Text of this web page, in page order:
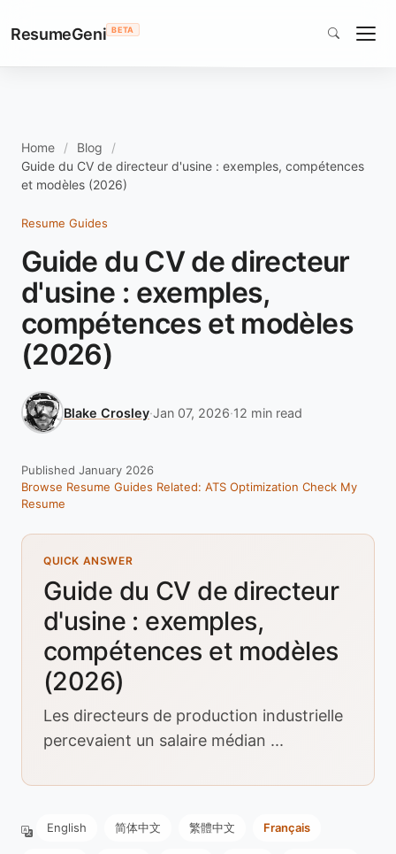
ResumeGeni BETA
Home
Blog
Guide du CV de directeur d'usine : exemples, compétences
et modèles (2026)
Resume Guides
Guide du CV de directeur
d'usine : exemples,
compétences et modèles
(2026)
Blake Crosley·Jan 07, 2026·12 min read
Published January 2026
Browse Resume Guides Related: ATS Optimization Check My
Resume
QUICK ANSWER
Guide du CV de directeur
d'usine : exemples,
compétences et modèles
(2026)
Les directeurs de production industrielle
percevaient un salaire médian ...
English 简体中文 繁體中文 Français